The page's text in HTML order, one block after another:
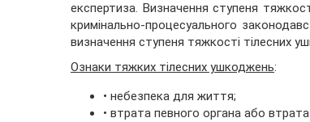
експертиза. Визначення ступеня
кримінально-процесуального
визначення ступеня тяжкості тілесних
Ознаки тяжких тілесних ушкоджень:
• небезпека для життя;
• втрата певного органа або